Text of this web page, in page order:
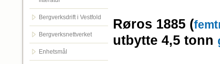
Bergverksdrift i Vestfold
Bergverksnettverket
Enhetsmål
Røros 1885 (
utbytte 4,5 tonn